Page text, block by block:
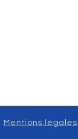
Mentions légales